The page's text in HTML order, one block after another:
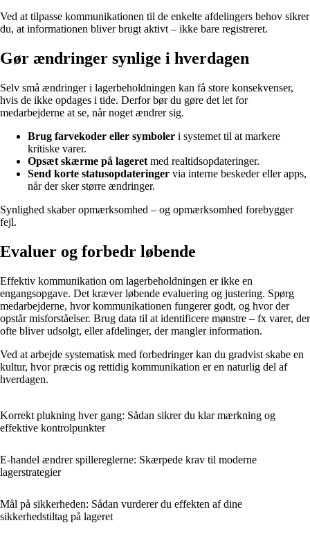
Ved at tilpasse kommunikationen til de enkelte afdelingers behov sikrer
du, at informationen bliver brugt aktivt – ikke bare registreret.
Gør ændringer synlige i hverdagen
Selv små ændringer i lagerbeholdningen kan få store konsekvenser,
hvis de ikke opdages i tide. Derfor bør du gøre det let for
medarbejderne at se, når noget ændrer sig.
Brug farvekoder eller symboler i systemet til at markere
kritiske varer.
Opsæt skærme på lageret med realtidsopdateringer.
Send korte statusopdateringer via interne beskeder eller apps,
når der sker større ændringer.
Synlighed skaber opmærksomhed – og opmærksomhed forebygger
fejl.
Evaluer og forbedr løbende
Effektiv kommunikation om lagerbeholdningen er ikke en
engangsopgave. Det kræver løbende evaluering og justering. Spørg
medarbejderne, hvor kommunikationen fungerer godt, og hvor der
opstår misforståelser. Brug data til at identificere mønstre – fx varer, der
ofte bliver udsolgt, eller afdelinger, der mangler information.
Ved at arbejde systematisk med forbedringer kan du gradvist skabe en
kultur, hvor præcis og rettidig kommunikation er en naturlig del af
hverdagen.
Korrekt plukning hver gang: Sådan sikrer du klar mærkning og
effektive kontrolpunkter
E-handel ændrer spillereglerne: Skærpede krav til moderne
lagerstrategier
Mål på sikkerheden: Sådan vurderer du effekten af dine
sikkerhedstiltag på lageret